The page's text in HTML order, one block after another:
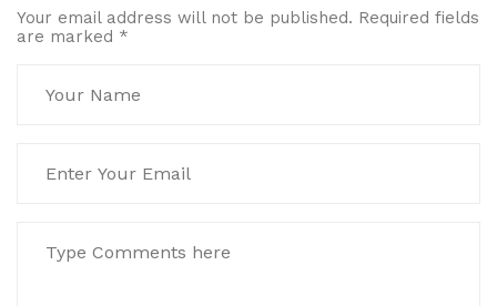
Your email address will not be published. Required fields
are marked *